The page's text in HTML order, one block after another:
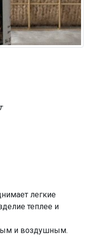
легкие
теплее и
и воздушным.